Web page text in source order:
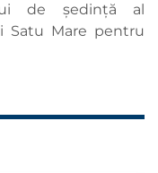
de ședință al
Satu Mare pentru